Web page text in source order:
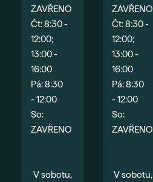
ZAVŘENO
Čt: 8:30 -
12:00;
13:00 -
16:00
Pá: 8:30
- 12:00
So:
ZAVŘENO
V sobotu,
ZAVŘENO
Čt: 8:30 -
12:00;
13:00 -
16:00
Pá: 8:30
- 12:00
So:
ZAVŘENO
V sobotu,